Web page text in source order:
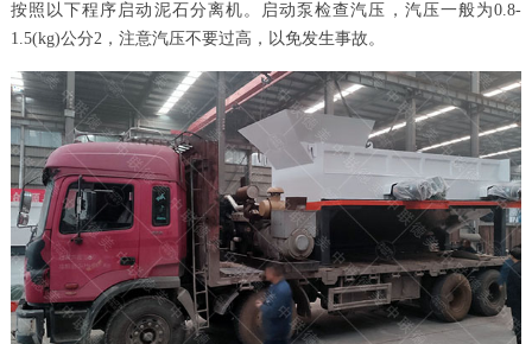
按照以下程序启动泥石分离机。启动泵检查汽压，汽压一般为0.8-
1.5(kg)公分2，注意汽压不要过高，以免发生事故。